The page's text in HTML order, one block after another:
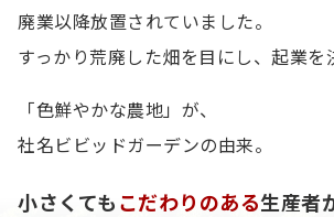
廃業以降放置されていました。
すっかり荒廃した畑を目にし、起業を
「色鮮やかな農地」が、
社名ビビッドガーデンの由来。
小さくてもこだわりのある生産者